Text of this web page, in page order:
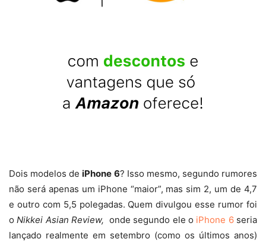
Dois modelos deiPhone 6? Isso mesmo, segundo rumores
não será apenas um iPhone “maior”, mas sim 2, um de 4,7
e outro com 5,5 polegadas. Quem divulgou esse rumor foi
oNikkei Asian Review, onde segundo ele o iPhone 6seria
lançado realmente em setembro (como os últimos anos)